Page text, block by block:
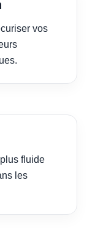
vos
fluide
les